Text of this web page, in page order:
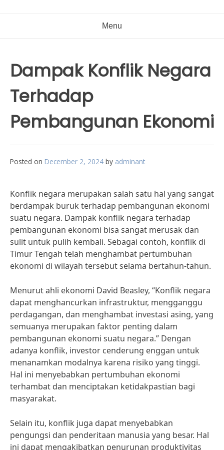
Menu
Dampak Konflik Negara
Terhadap
Pembangunan Ekonomi
Posted on December 2, 2024 by adminant
Konflik negara merupakan salah satu hal yang sangat
berdampak buruk terhadap pembangunan ekonomi
suatu negara. Dampak konflik negara terhadap
pembangunan ekonomi bisa sangat merusak dan
sulit untuk pulih kembali. Sebagai contoh, konflik di
Timur Tengah telah menghambat pertumbuhan
ekonomi di wilayah tersebut selama bertahun-tahun.
Menurut ahli ekonomi David Beasley, “Konflik negara
dapat menghancurkan infrastruktur, mengganggu
perdagangan, dan menghambat investasi asing, yang
semuanya merupakan faktor penting dalam
pembangunan ekonomi suatu negara.” Dengan
adanya konflik, investor cenderung enggan untuk
menanamkan modalnya karena risiko yang tinggi.
Hal ini menyebabkan pertumbuhan ekonomi
terhambat dan menciptakan ketidakpastian bagi
masyarakat.
Selain itu, konflik juga dapat menyebabkan
pengungsi dan penderitaan manusia yang besar. Hal
ini dapat mengakibatkan penurunan produktivitas